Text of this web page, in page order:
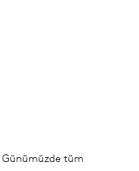
Günümüzde tüm